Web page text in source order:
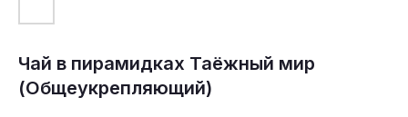
Чай в пирамидках Таёжный мир
(Общеукрепляющий)